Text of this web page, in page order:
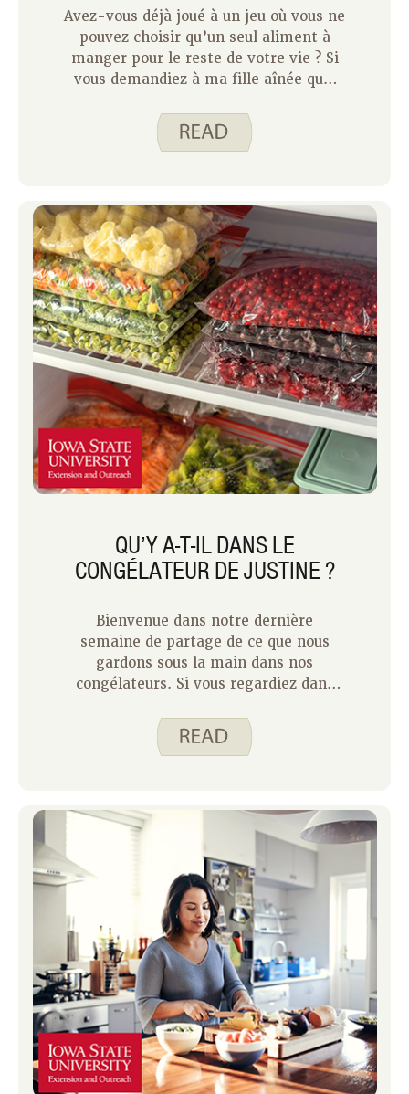
Avez-vous déjà joué à un jeu où vous ne
pouvez choisir qu’un seul aliment à
manger pour le reste de votre vie ? Si
vous demandiez à ma fille aînée quel
garantir que sa réponse serait la glace
! Chaque semaine, quand je prépare
ma fille ajoutera.
QU’Y A-T-IL DANS LE
CONGÉLATEUR DE JUSTINE ?
Bienvenue dans notre dernière
semaine de partage de ce que nous
gardons sous la main dans nos
congélateurs. Si vous regardiez dans
mélange d’aliments attendus, de
restes et de surprises aléatoires.